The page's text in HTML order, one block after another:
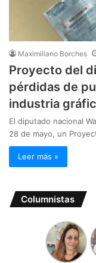
Maximiliano Borches
Proyecto del
pérdidas de
industria
El diputado nacional
28 de mayo, un
Leer más »
Columnistas